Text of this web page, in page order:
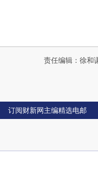
责任编辑：徐和
订阅财新网主编精选电邮